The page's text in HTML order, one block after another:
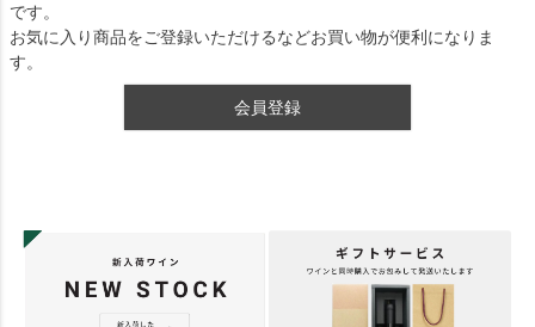
です。
お気に入り商品をご登録いただけるなどお買い物が便利になりま
す。
会員登録